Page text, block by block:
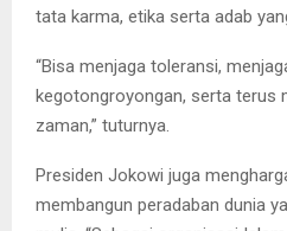
tata karma, etika serta adab
“Bisa menjaga toleransi,
kegotongroyongan, serta terus
zaman,” tuturnya.
Presiden Jokowi juga
membangun peradaban dunia